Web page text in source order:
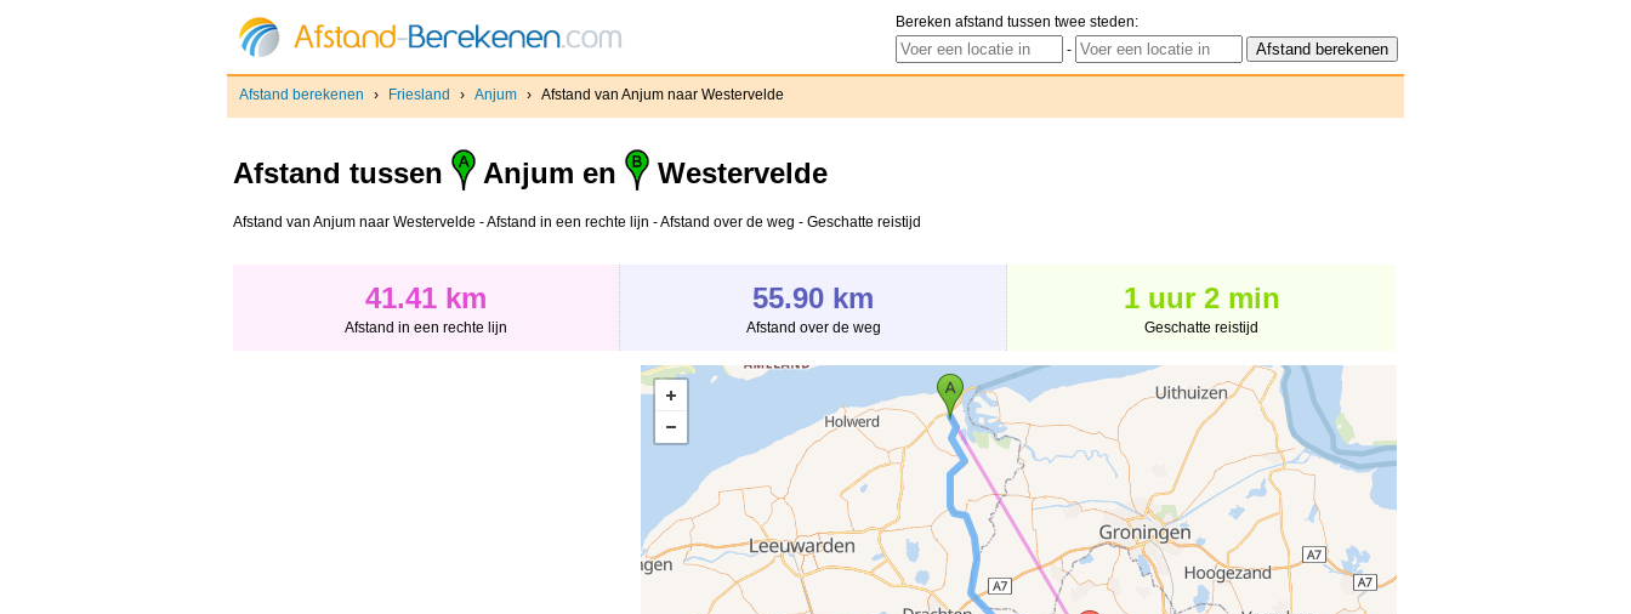
Bereken afstand tussen twee steden:
-
Afstand berekenen › Friesland › Anjum › Afstand van Anjum naar Westervelde
Afstand tussen Anjum en Westervelde
Afstand van Anjum naar Westervelde - Afstand in een rechte lijn - Afstand over de weg - Geschatte reistijd
41.41 km
Afstand in een rechte lijn
55.90 km
Afstand over de weg
1 uur 2 min
Geschatte reistijd